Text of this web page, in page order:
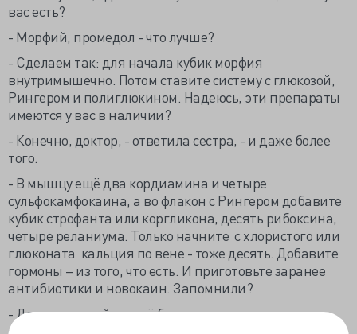
вас есть?
- Морфий, промедол - что лучше?
- Сделаем так: для начала кубик морфия
внутримышечно. Потом ставите систему с глюкозой,
Рингером и полиглюкином. Надеюсь, эти препараты
имеются у вас в наличии?
- Конечно, доктор, - ответила сестра, - и даже более
того.
- В мышцу ещё два кордиамина и четыре
сульфокамфокаина, а во флакон с Рингером добавите
кубик строфанта или коргликона, десять рибоксина,
четыре реланиума. Только начните с хлористого или
глюконата кальция по вене - тоже десять. Добавите
гормоны – из того, что есть. И приготовьте заранее
антибиотики и новокаин. Запомнили?
- Да, доктор, сейчас всё будет сделано, - сказала